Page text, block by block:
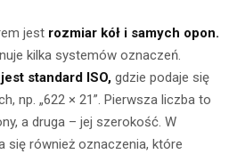
jest rozmiar kół i samych opon.
kilka systemów oznaczeń.
standard ISO, gdzie podaje się
np. „622 × 21”. Pierwsza liczba to
a druga – jej szerokość. W
się również oznaczenia, które